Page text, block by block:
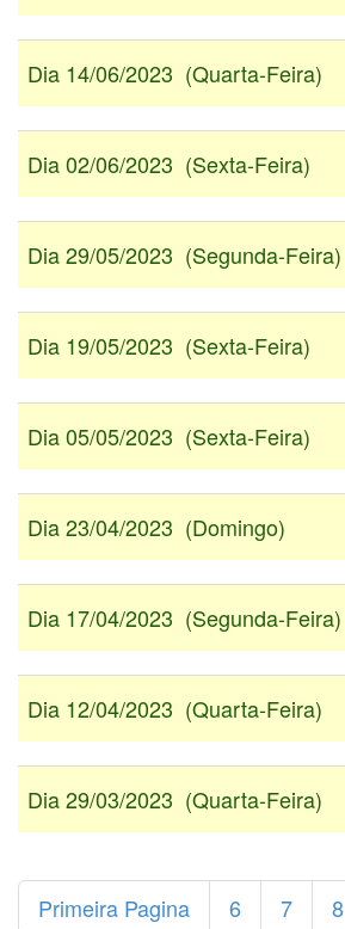
Dia 14/06/2023 (Quarta-Feira)
Dia 02/06/2023 (Sexta-Feira)
Dia 29/05/2023 (Segunda-Feira)
Dia 19/05/2023 (Sexta-Feira)
Dia 05/05/2023 (Sexta-Feira)
Dia 23/04/2023 (Domingo)
Dia 17/04/2023 (Segunda-Feira)
Dia 12/04/2023 (Quarta-Feira)
Dia 29/03/2023 (Quarta-Feira)
Primeira Pagina 6 7 8